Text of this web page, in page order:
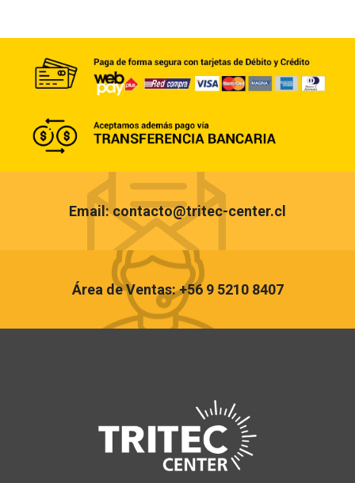
Email: contacto@tritec-center.cl
Área de Ventas: +56 9 5210 8407